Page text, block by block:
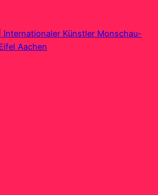
Internationaler Künstler Monschau-
Aachen